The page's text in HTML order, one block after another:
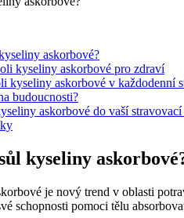
askorbové?
kyseliny askorbové pro zdraví
kyseliny askorbové v každodenní
budoucnosti?
askorbové do vaší
kyseliny
je nový trend v oblasti
schopnosti pomoci tělu